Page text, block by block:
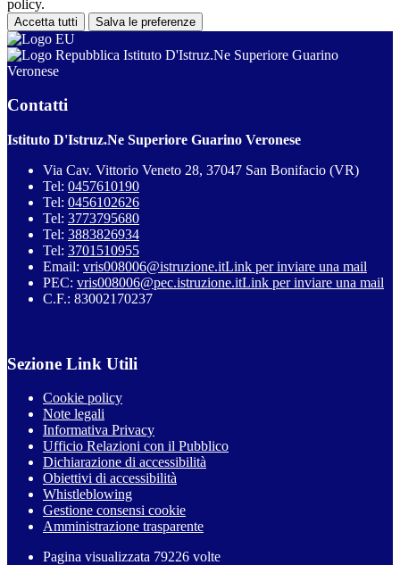
policy.
Accetta tutti Salva le preferenze
Istituto D'Istruz.Ne Superiore Guarino
Veronese
Contatti
Istituto D'Istruz.Ne Superiore Guarino Veronese
Via Cav. Vittorio Veneto 28, 37047 San Bonifacio (VR)
Tel: 0457610190
Tel: 0456102626
Tel: 3773795680
Tel: 3883826934
Tel: 3701510955
Email: vris008006@istruzione.itLink per inviare una mail
PEC: vris008006@pec.istruzione.itLink per inviare una mail
C.F.: 83002170237
Sezione Link Utili
Cookie policy
Note legali
Informativa Privacy
Ufficio Relazioni con il Pubblico
Dichiarazione di accessibilità
Obiettivi di accessibilità
Whistleblowing
Gestione consensi cookie
Amministrazione trasparente
Pagina visualizzata 79226 volte